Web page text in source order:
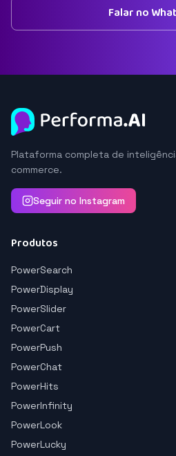
Falar no
Plataforma completa de
commerce.
Seguir no Instagram
Produtos
PowerSearch
PowerDisplay
PowerSlider
PowerCart
PowerPush
PowerChat
PowerHits
PowerInfinity
PowerLook
PowerLucky